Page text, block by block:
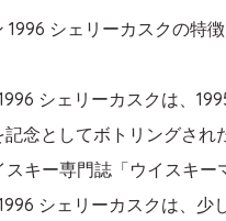
1996 シェリーカスクの特徴
シェリーカスクは、
念としてボトリングされ
キー専門誌「ウイスキ
シェリーカスクは、少